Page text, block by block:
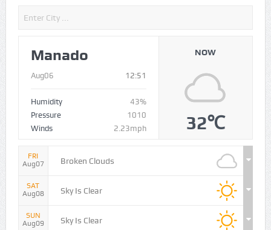
Manado
Aug06 12:51
Humidity
43%
Pressure
1010
Winds
2.23mph
NOW
32℃
FRI
Aug07
Broken Clouds
SAT
Aug08
Sky Is Clear
SUN
Aug09
Sky Is Clear